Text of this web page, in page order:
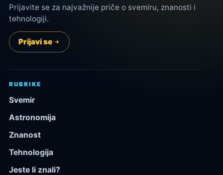
Prijavite se za najvažnije priče o svemiru, znanosti i
tehnologiji.
Prijavi se
RUBRIKE
Svemir
Astronomija
Znanost
Tehnologija
Jeste li znali?